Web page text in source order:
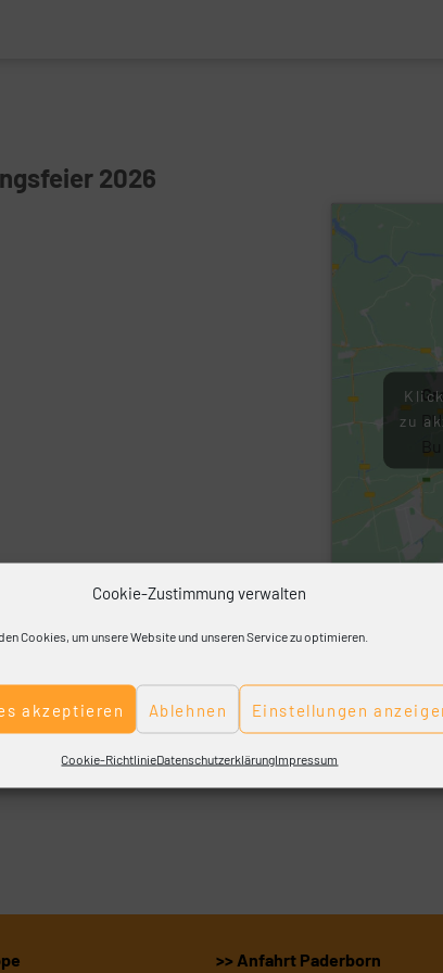
Cookie-Zustimmung verwalten
Cookies, um unsere Website und unseren Service zu optimieren.
akzeptieren Ablehnen Einstellungen
Cookie-RichtlinieDatenschutzerklärungImpressum
2026
zu
>> Anfahrt Paderborn